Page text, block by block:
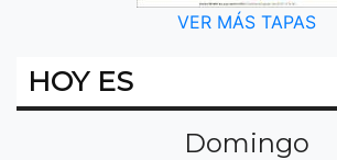
VER MÁS TAPAS
HOY ES
Domingo